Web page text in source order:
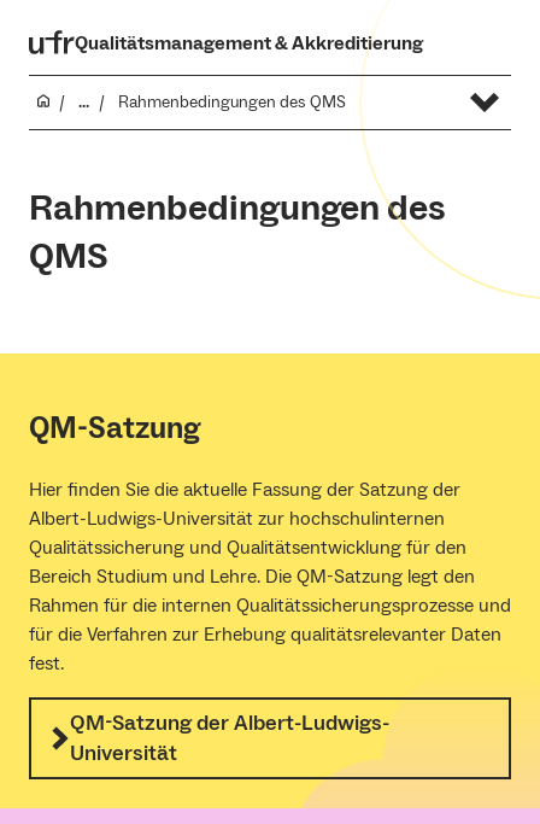
Qualitäts­­management & Ak⁠⁠kreditierung
... Rahmenbedingungen des QMS
Rahmenbedingungen des
QMS
QM-Satzung
Hier finden Sie die aktuelle Fassung der Satzung der
Albert-Ludwigs-Universität zur hochschulinternen
Qualitätssicherung und Qualitätsentwicklung für den
Bereich Studium und Lehre. Die QM-Satzung legt den
Rahmen für die internen Qualitätssicherungsprozesse und
für die Verfahren zur Erhebung qualitätsrelevanter Daten
fest.
QM-Satzung der Albert-Ludwigs-
Universität